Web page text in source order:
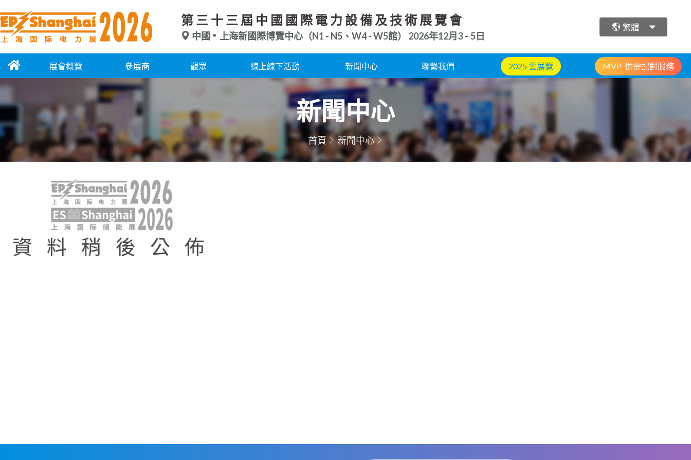
第三十三屆中國國際電力設備及技術展覽會
中國 上海新國際博覽中心（N1 - N5、W4 - W5館） 2026年12月3 – 5日
繁體
展會概覽 參展商 觀眾 線上線下活動 新聞中心 聯繫我們 2025 雲展覽 MVP-供需配對服務
新聞中心
首頁 新聞中心